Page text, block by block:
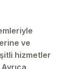
ve
hizmetler